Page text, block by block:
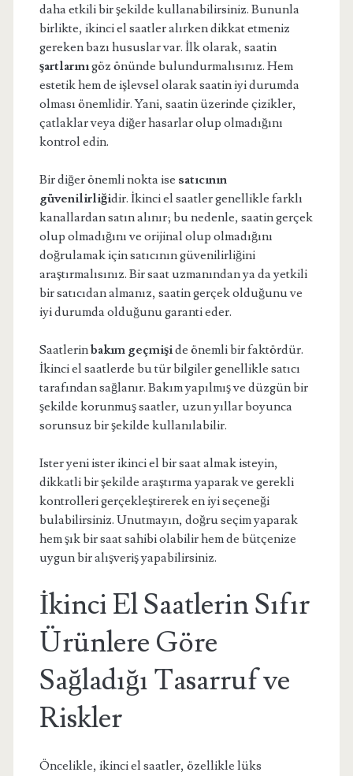
daha etkili bir şekilde kullanabilirsiniz. Bununla
birlikte, ikinci el saatler alırken dikkat etmeniz
gereken bazı hususlar var. İlk olarak, saatin
şartlarınıgöz önünde bulundurmalısınız. Hem
estetik hem de işlevsel olarak saatin iyi durumda
olması önemlidir. Yani, saatin üzerinde çizikler,
çatlaklar veya diğer hasarlar olup olmadığını
kontrol edin.
Bir diğer önemli nokta ise satıcının
güvenilirliğidir. İkinci el saatler genellikle farklı
kanallardan satın alınır; bu nedenle, saatin gerçek
olup olmadığını ve orijinal olup olmadığını
doğrulamak için satıcının güvenilirliğini
araştırmalısınız. Bir saat uzmanından ya da yetkili
bir satıcıdan almanız, saatin gerçek olduğunu ve
iyi durumda olduğunu garanti eder.
Saatlerinbakım geçmişide önemli bir faktördür.
İkinci el saatlerde bu tür bilgiler genellikle satıcı
tarafından sağlanır. Bakım yapılmış ve düzgün bir
şekilde korunmuş saatler, uzun yıllar boyunca
sorunsuz bir şekilde kullanılabilir.
Ister yeni ister ikinci el bir saat almak isteyin,
dikkatli bir şekilde araştırma yaparak ve gerekli
kontrolleri gerçekleştirerek en iyi seçeneği
bulabilirsiniz. Unutmayın, doğru seçim yaparak
hem şık bir saat sahibi olabilir hem de bütçenize
uygun bir alışveriş yapabilirsiniz.
İkinci El Saatlerin Sıfır
Ürünlere Göre
Sağladığı Tasarruf ve
Riskler
Öncelikle, ikinci el saatler, özellikle lüks